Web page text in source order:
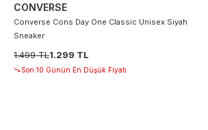
CONVERSE
Converse Cons Day One Classic Unisex Siyah
Sneaker
1.499 TL1.299 TL
Son 10 Günün En Düşük Fiyatı